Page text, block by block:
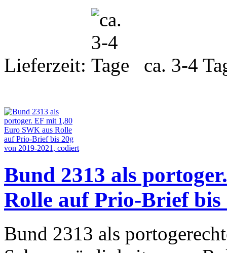
Lieferzeit: ca. 3-4
Bund 2313 als
Rolle auf Prio-Brief bis
Bund 2313 als